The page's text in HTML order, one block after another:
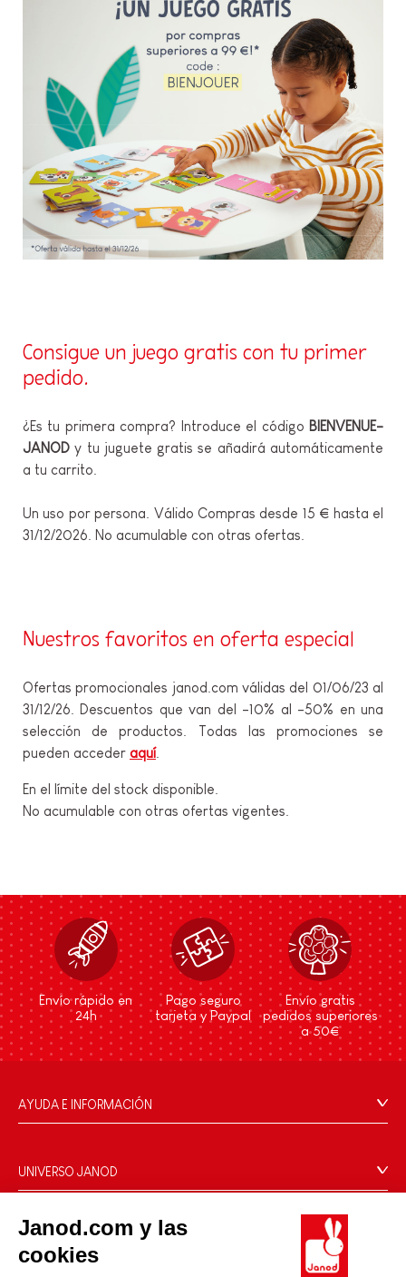
Janod.com y las
cookies
Consigue un juego gratis con tu primer
pedido.
¿Es tu primera compra? Introduce el código BIENVENUE-
JANOD y tu juguete gratis se añadirá automáticamente
a tu carrito.
Un uso por persona. Válido Compras desde 15 € hasta el
31/12/2026. No acumulable con otras ofertas.
Nuestros favoritos en oferta especial
Ofertas promocionales janod.com válidas del 01/06/23 al
31/12/26. Descuentos que van del -10% al -50% en una
selección de productos. Todas las promociones se
pueden acceder aquí.
En el límite del stock disponible.
No acumulable con otras ofertas vigentes.
Envío rápido en
24h
Pago seguro
tarjeta y Paypal
Envío gratis
pedidos superiores
a 50€
AYUDA E INFORMACIÓN
Preguntas más frecuentes
Contacto
Tiendas
Retirada de productos
UNIVERSO JANOD
Nuestro savoir-faire
Compromisos de RSE
NUESTROS SERVICIOS